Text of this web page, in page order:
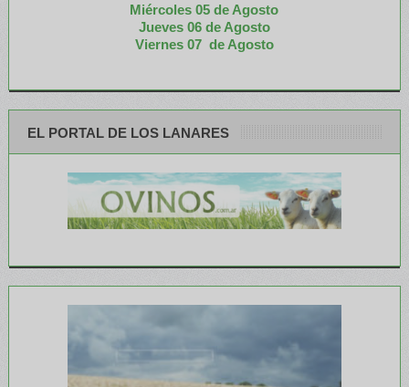
Miércoles 05 de Agosto
Jueves 06 de Agosto
Viernes 07 de Agosto
EL PORTAL DE LOS LANARES